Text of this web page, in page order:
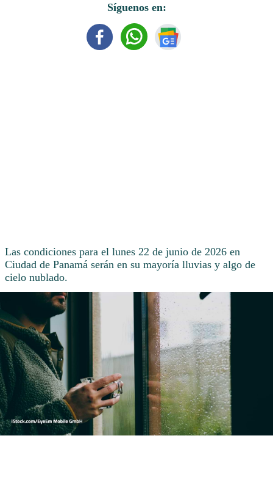
Síguenos en:
Las condiciones para el lunes 22 de junio de 2026 en
Ciudad de Panamá serán en su mayoría lluvias y algo de
cielo nublado.